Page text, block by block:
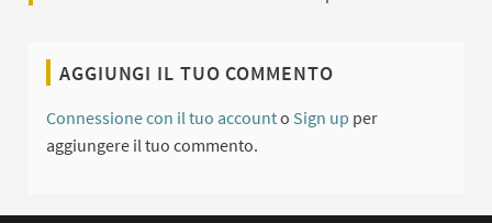
AGGIUNGI IL TUO COMMENTO
Connessione con il tuo accounto Sign up per
aggiungere il tuo commento.